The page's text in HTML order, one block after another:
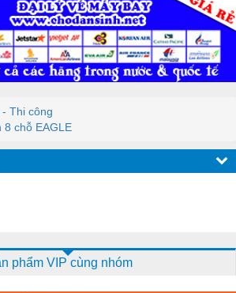
- Thi công
8 chỗ EAGLE
phẩm VIP cùng nhóm